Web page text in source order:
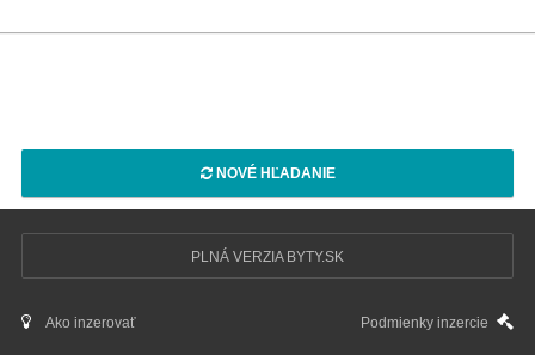
NOVÉ HĽADANIE
PLNÁ VERZIA BYTY.SK
Ako inzerovať Podmienky inzercie